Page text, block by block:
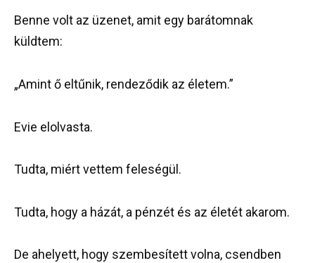
Benne volt az üzenet, amit egy barátomnak
küldtem:
„Amint ő eltűnik, rendeződik az életem.”
Evie elolvasta.
Tudta, miért vettem feleségül.
Tudta, hogy a házát, a pénzét és az életét akarom.
De ahelyett, hogy szembesített volna, csendben